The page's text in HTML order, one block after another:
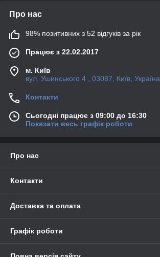
Про нас
98% позитивних з 52 відгуків за рік
Працює з 22.02.2017
м. Київ
вул. Ушинського 4 , 03087, Київ, Україна
Контакти
Сьогодні працює з 09:00 до 16:30
Показати весь графік роботи
Про нас
Контакти
Доставка та оплата
Графік роботи